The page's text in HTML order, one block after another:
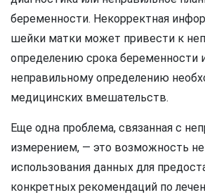
беременности. Некорректная
шейки матки может привести к
определению срока беременности
неправильному определению
медицинских вмешательств.
Еще одна проблема, связанная с
измерением, — это возможность
использования данных для
конкретных рекомендаций по